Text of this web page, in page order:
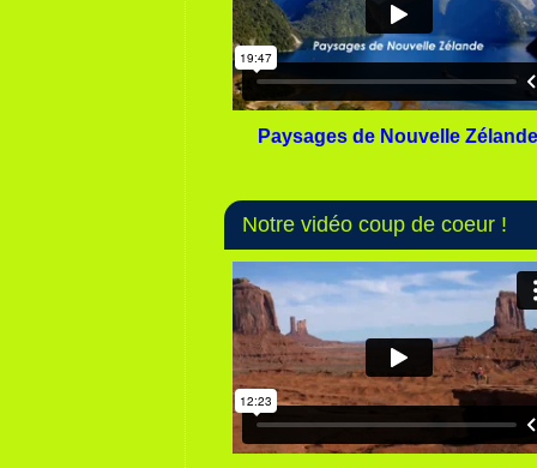
Paysages de Nouvelle Zélande
Notre vidéo coup de coeur !